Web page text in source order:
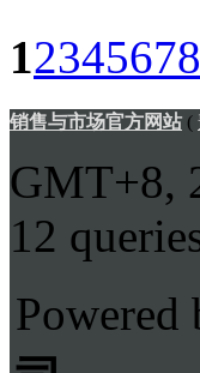
12345678
销售与市场官方网站(
GMT+8,
12